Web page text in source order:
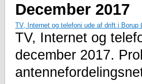
December 2017
TV, Internet og telefoni ude af drift i Borup
TV, Internet og
december 2017.